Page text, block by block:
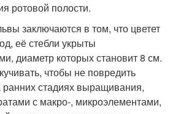
ротовой полости.
заключаются в том, что цветет
её стебли укрыты
диаметр которых становит 8 см.
чтобы не повредить
ранних стадиях выращивания,
с макро-, микроэлементами,